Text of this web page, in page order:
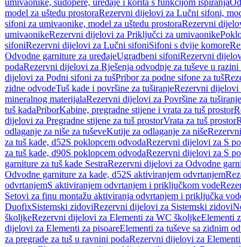
umivaonike, sudopere, uređaje i korita s funkcijom ispiranja
model za uštedu prostoraRezervni dijelovi za Lučni sifoni,
sifoni za umivaonike, model za uštedu prostoraRezervni
umivaonikeRezervni dijelovi za Priključci za umivaonike
sifoniRezervni dijelovi za Lučni sifoniSifoni s dvije komore
Odvodne garniture za uređajeUgradbeni sifoniRezervni
podaRezervni dijelovi za Rješenja odvodnje za tuševe u razini
dijelovi za Podni sifoni za tušPribor za podne sifone za tuš
zidne odvodeTuš kade i površine za tuširanjeRezervni dijelovi
mineralnog materijalaRezervni dijelovi za Površine za
tuš kadaPriborKabine, pregradne stijene i vrata za tuš prostor
dijelovi za Pregradne stijene za tuš prostorVrata za tuš prostor
odlaganje za niše za tuševeKutije za odlaganje za niše
za tuš kade, d52S poklopcem odvodaRezervni dijelovi za S
za tuš kade, d90S poklopcem odvodaRezervni dijelovi za S
garniture za tuš kade SestraRezervni dijelovi za Odvodne
Odvodne garniture za kade, d52S aktiviranjem odvrtanjem
odvrtanjemS aktiviranjem odvrtanjem i priključkom vode
Setovi za finu montažu aktiviranja odvrtanjem i priključka
DuofixSistemski zidoviRezervni dijelovi za Sistemski zidovi
školjkeRezervni dijelovi za Elementi za WC školjkeElementi
dijelovi za Elementi za pisoareElementi za tuševe sa zidnim
za pregrade za tuš u ravnini podaRezervni dijelovi za